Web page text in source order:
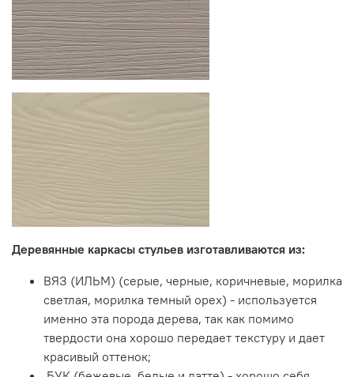
Деревянные каркасы стульев изготавливаются из:
ВЯЗ (ИЛЬМ) (серые, черные, коричневые, морилка
светлая, морилка темный орех) - используется
именно эта порода дерева, так как помимо
твердости она хорошо передает текстуру и дает
красивый оттенок;